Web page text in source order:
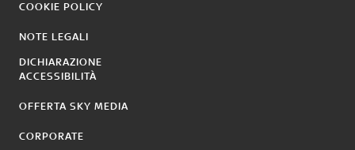
COOKIE POLICY
NOTE LEGALI
DICHIARAZIONE
ACCESSIBILITÀ
OFFERTA SKY MEDIA
CORPORATE